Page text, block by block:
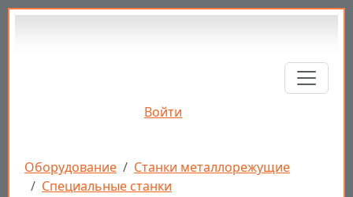
Перейти к основному содержанию
Войти
Строка навигации
Оборудование
Станки металлорежущие
Специальные станки